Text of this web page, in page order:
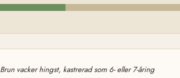
Brun vacker hingst, kastrerad som 6- eller 7-åring